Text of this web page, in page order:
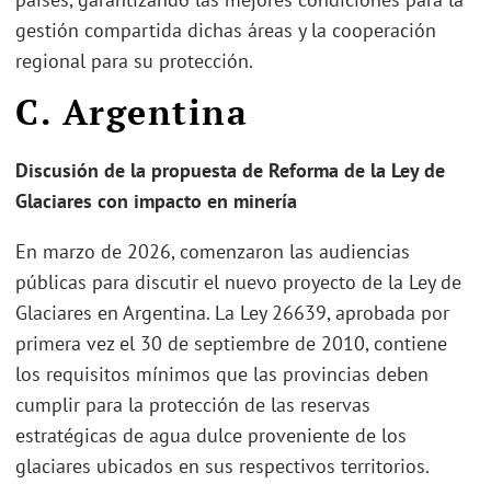
gestión compartida dichas áreas y la cooperación
regional para su protección.
C. Argentina
Discusión de la propuesta de Reforma de la Ley de
Glaciares con impacto en minería
En marzo de 2026, comenzaron las audiencias
públicas para discutir el nuevo proyecto de la Ley de
Glaciares en Argentina. La Ley 26639, aprobada por
primera vez el 30 de septiembre de 2010, contiene
los requisitos mínimos que las provincias deben
cumplir para la protección de las reservas
estratégicas de agua dulce proveniente de los
glaciares ubicados en sus respectivos territorios.